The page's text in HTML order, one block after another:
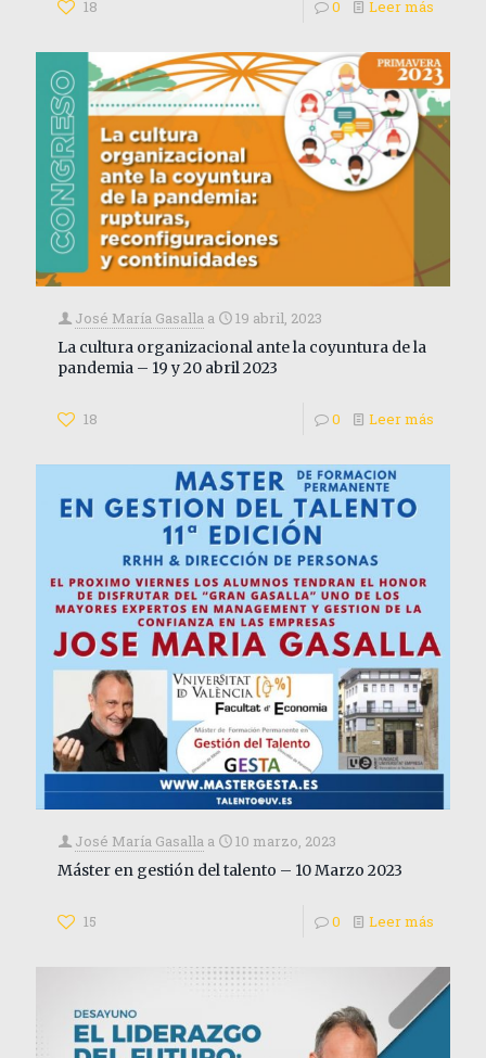
18 0 Leer más
José María Gasalla a
19 abril, 2023
La cultura organizacional ante la coyuntura de la
pandemia – 19 y 20 abril 2023
18 0 Leer más
José María Gasalla a
10 marzo, 2023
Máster en gestión del talento – 10 Marzo 2023
15 0 Leer más